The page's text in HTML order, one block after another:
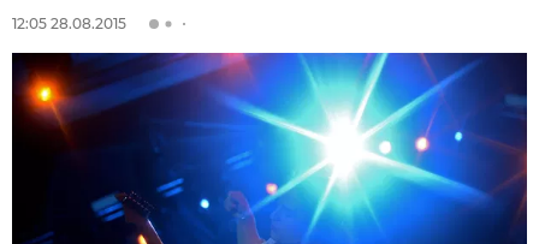
12:05 28.08.2015